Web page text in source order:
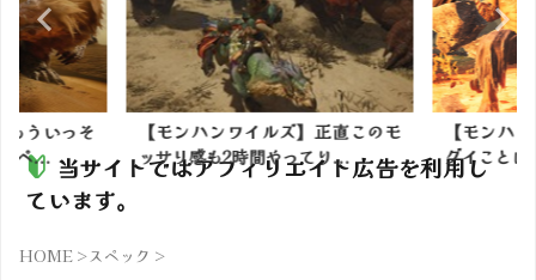
ういっそ
ペ...
【モンハンワイルズ】正直このモ
ッサリ感も2時間やってり...
【モンハ
グイことに
当サイトではアフィリエイト広告を利用し
ています。
HOME >スペック >